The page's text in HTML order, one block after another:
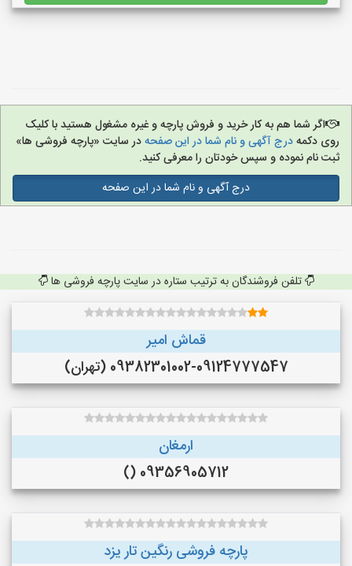
اگر شما هم به کار خرید و فروش پارچه و غیره مشغول هستید با کلیک
روی دکمهدرج آگهی و نام شما در این صفحهدر سایت «پارچه فروشی ها»
ثبت نام نموده و سپس خودتان را معرفی کنید.
درج آگهی و نام شما در این صفحه
تلفن فروشندگان به ترتیب ستاره در سایت پارچه فروشی ها
قماش امیر
09382301002-09124777547 (تهران)
ارمغان
09356905712 ()
پارچه فروشی رنگین تار یزد